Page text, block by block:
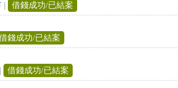
| 借錢成功/已結案
錢成功/已結案
| 借錢成功/已結案